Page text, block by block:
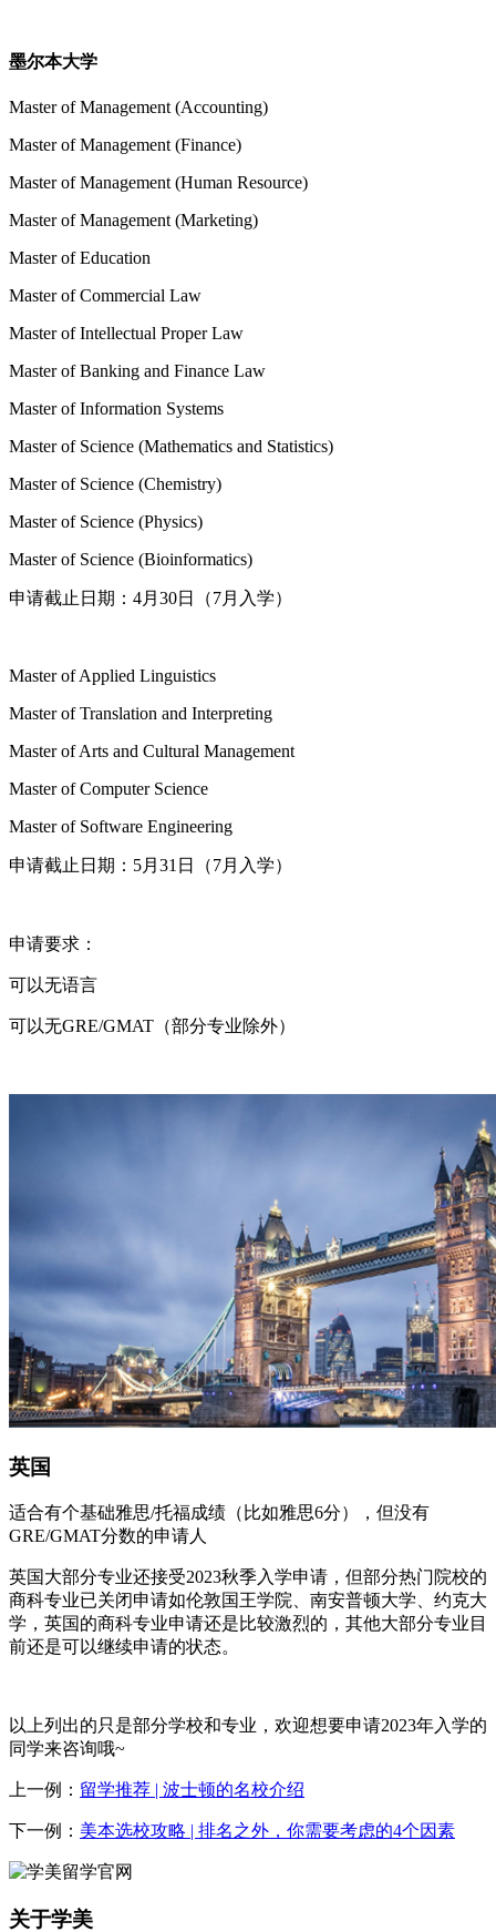
墨尔本大学
Master of Management (Accounting)
Master of Management (Finance)
Master of Management (Human Resource)
Master of Management (Marketing)
Master of Education
Master of Commercial Law
Master of Intellectual Proper Law
Master of Banking and Finance Law
Master of Information Systems
Master of Science (Mathematics and Statistics)
Master of Science (Chemistry)
Master of Science (Physics)
Master of Science (Bioinformatics)
申请截止日期：4月30日（7月入学）
Master of Applied Linguistics
Master of Translation and Interpreting
Master of Arts and Cultural Management
Master of Computer Science
Master of Software Engineering
申请截止日期：5月31日（7月入学）
申请要求：
可以无语言
可以无GRE/GMAT（部分专业除外）
英国
适合有个基础雅思/托福成绩（比如雅思6分），但没有
GRE/GMAT分数的申请人
英国大部分专业还接受2023秋季入学申请，但部分热门院校的
商科专业已关闭申请如伦敦国王学院、南安普顿大学、约克大
学，英国的商科专业申请还是比较激烈的，其他大部分专业目
前还是可以继续申请的状态。
以上列出的只是部分学校和专业，欢迎想要申请2023年入学的
同学来咨询哦~
上一例： 留学推荐 | 波士顿的名校介绍
下一例： 美本选校攻略 | 排名之外，你需要考虑的4个因素
关于学美